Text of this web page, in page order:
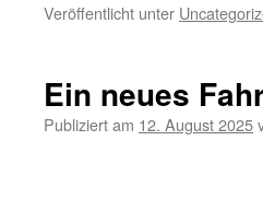
Veröffentlicht unter
Ein neues
Publiziert am 12. August 2025